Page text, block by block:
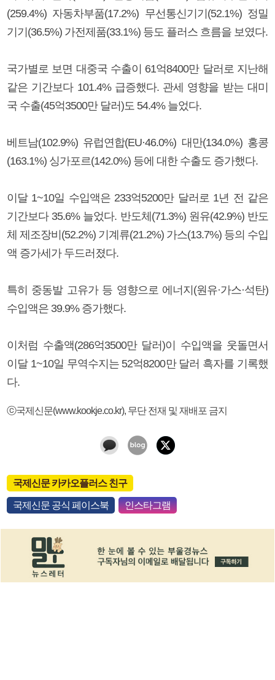
(259.4%) 자동차부품(17.2%) 무선통신기기(52.1%) 정밀
기기(36.5%) 가전제품(33.1%) 등도 플러스 흐름을 보였다.
국가별로 보면 대중국 수출이 61억8400만 달러로 지난해
같은 기간보다 101.4% 급증했다. 관세 영향을 받는 대미
국 수출(45억3500만 달러)도 54.4% 늘었다.
베트남(102.9%) 유럽연합(EU·46.0%) 대만(134.0%) 홍콩
(163.1%) 싱가포르(142.0%) 등에 대한 수출도 증가했다.
이달 1~10일 수입액은 233억5200만 달러로 1년 전 같은
기간보다 35.6% 늘었다. 반도체(71.3%) 원유(42.9%) 반도
체 제조장비(52.2%) 기계류(21.2%) 가스(13.7%) 등의 수입
액 증가세가 두드러졌다.
특히 중동발 고유가 등 영향으로 에너지(원유·가스·석탄)
수입액은 39.9% 증가했다.
이처럼 수출액(286억3500만 달러)이 수입액을 웃돌면서
이달 1~10일 무역수지는 52억8200만 달러 흑자를 기록했
다.
ⓒ국제신문(www.kookje.co.kr), 무단 전재 및 재배포 금지
국제신문 카카오플러스 친구
국제신문 공식 페이스북 인스타그램